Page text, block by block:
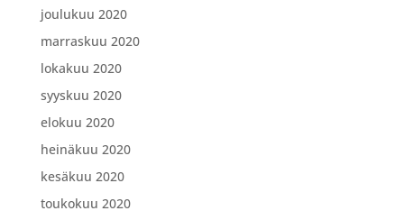
joulukuu 2020
marraskuu 2020
lokakuu 2020
syyskuu 2020
elokuu 2020
heinäkuu 2020
kesäkuu 2020
toukokuu 2020